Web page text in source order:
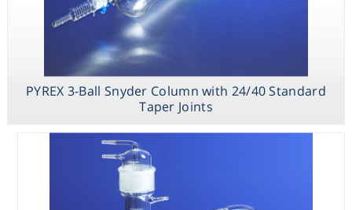
PYREX 3-Ball Snyder Column with 24/40 Standard
Taper Joints